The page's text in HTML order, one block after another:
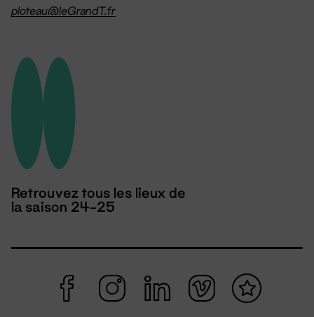
ploteau@leGrandT.fr
Retrouvez tous les lieux de
la saison 24-25